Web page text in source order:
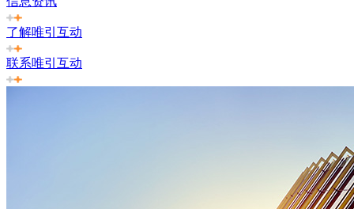
了解唯引互动
联系唯引互动